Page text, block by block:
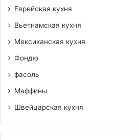
Еврейская кухня
Вьетнамская кухня
Мексиканская кухня
Фондю
фасоль
Маффины
Швейцарская кухня